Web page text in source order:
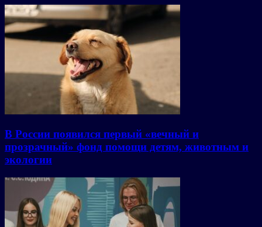
В России появился первый «вечный и
прозрачный» фонд помощи детям, животным и
экологии